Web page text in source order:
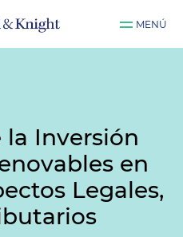
MENÚ
Inversión
en
Legales,